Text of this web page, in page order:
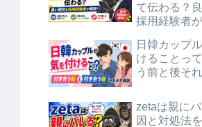
て伝わる？
採用経験者が
日韓カップ
けることっ
う前と後そ
zetaは親に
因と対処法